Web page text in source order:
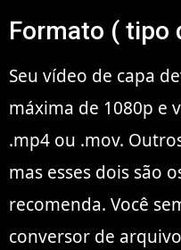
Formato ( tipo
Seu vídeo de capa
máxima de 1080p e
.mp4 ou .mov.
mas esses dois são
recomenda. Você
conversor de